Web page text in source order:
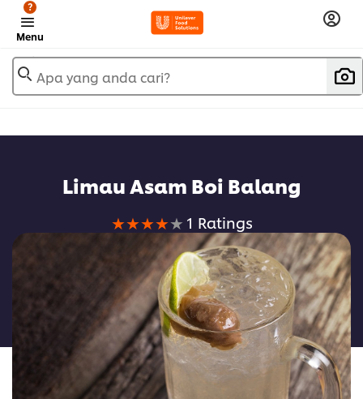
Menu
?
Apa yang anda cari?
Limau Asam Boi Balang
Average
rating
of
this
Limau
Asam
Boi
Balang
1 Ratings